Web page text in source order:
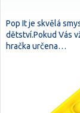
Pop It je skvělá
dětství.Pokud Vás
hračka určena…